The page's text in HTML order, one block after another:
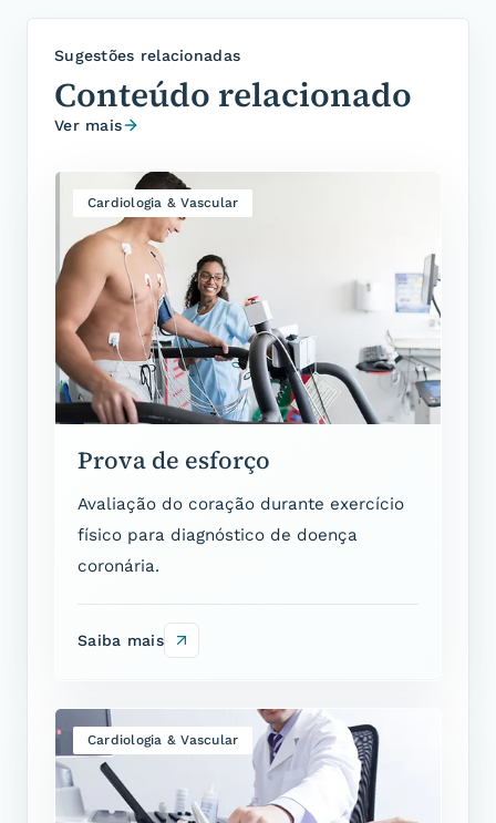
Sugestões relacionadas
Conteúdo relacionado
Ver mais
Cardiologia & Vascular
Prova de esforço
Avaliação do coração durante exercício
físico para diagnóstico de doença
coronária.
Saiba mais
Cardiologia & Vascular